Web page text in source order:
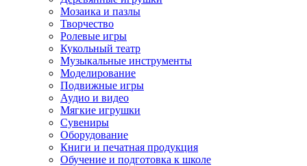
Мозаика и пазлы
Творчество
Ролевые игры
Кукольный театр
Музыкальные инструменты
Моделирование
Подвижные игры
Аудио и видео
Мягкие игрушки
Сувениры
Оборудование
Книги и печатная продукция
Обучение и подготовка к школе